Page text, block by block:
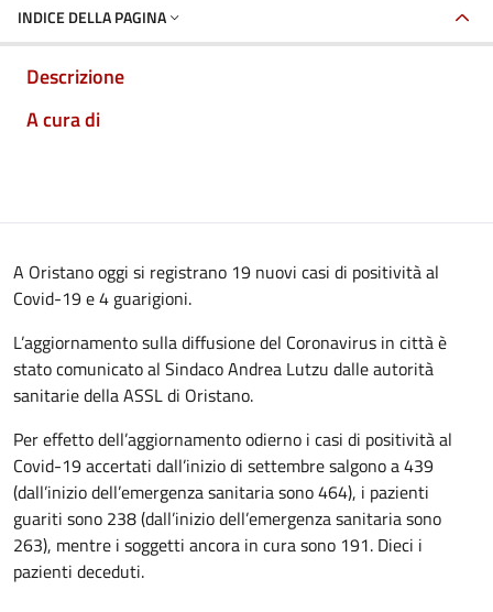
INDICE DELLA PAGINA
Descrizione
A cura di
A Oristano oggi si registrano 19 nuovi casi di positività al
Covid-19 e 4 guarigioni.
L’aggiornamento sulla diffusione del Coronavirus in città è
stato comunicato al Sindaco Andrea Lutzu dalle autorità
sanitarie della ASSL di Oristano.
Per effetto dell’aggiornamento odierno i casi di positività al
Covid-19 accertati dall’inizio di settembre salgono a 439
(dall’inizio dell’emergenza sanitaria sono 464), i pazienti
guariti sono 238 (dall’inizio dell’emergenza sanitaria sono
263), mentre i soggetti ancora in cura sono 191. Dieci i
pazienti deceduti.